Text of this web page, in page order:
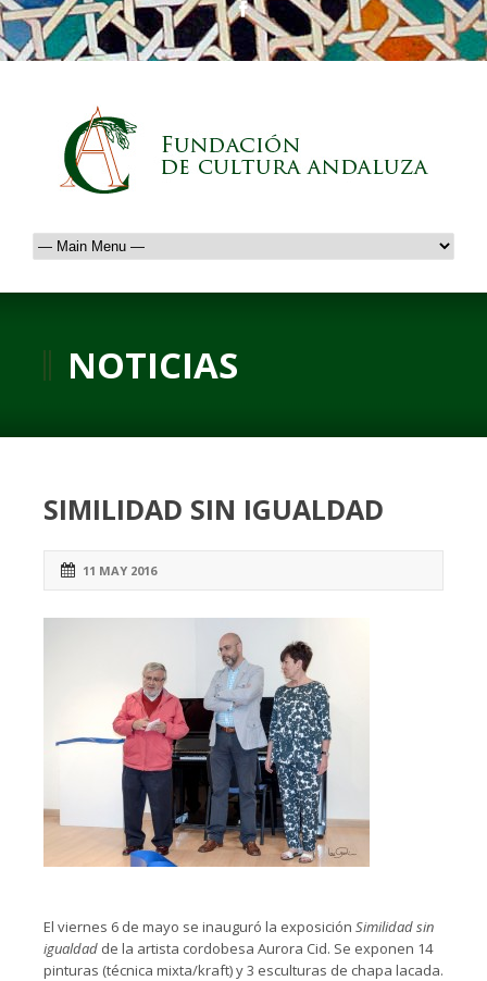
NOTICIAS
SIMILIDAD SIN IGUALDAD
11 MAY 2016
El viernes 6 de mayo se inauguró la exposición Similidad sin
igualdad de la artista cordobesa Aurora Cid. Se exponen 14
pinturas (técnica mixta/kraft) y 3 esculturas de chapa lacada.